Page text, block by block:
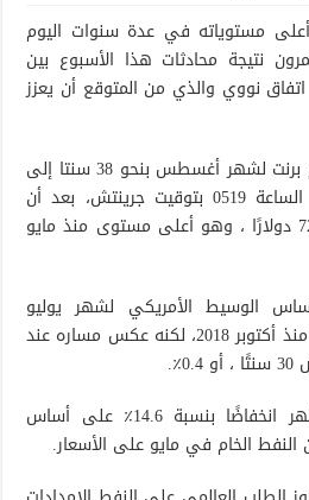
مستوياته في عدة سنوات اليوم
نتيجة محادثات هذا الأسبوع بين
اتفاق نووي والذي من المتوقع أن يعزز
وهبطت العقود الآجلة لخام برنت لشهر أغسطس بنحو 38 سنتا إلى
71.51 دولار للبرميل بحلول الساعة 0519 بتوقيت جرينتش، بعد أن
سجلت في وقت سابق 72.27 دولارًا ، وهو أعلى مستوى منذ مايو
الوسيط الأمريكي لشهر يوليو
مستوى 70 دولارًا لأول مرة منذ أكتوبر 2018، لكنه عكس مساره عند
كما أثرت البيانات التي تظهر انخفاضًا بنسبة 14.6٪ على أساس
الخام في مايو على الأسعار.